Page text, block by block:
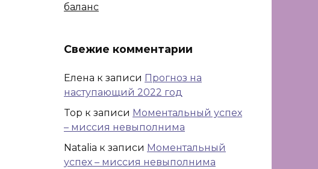
баланс
Свежие комментарии
Елена к записи Прогноз на
наступающий 2022 год
Top к записи Моментальный успех
– миссия невыполнима
Natalia к записи Моментальный
успех – миссия невыполнима